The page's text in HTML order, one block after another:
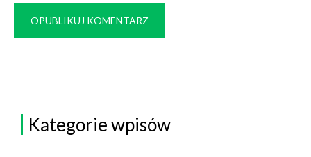
OPUBLIKUJ KOMENTARZ
Kategorie wpisów